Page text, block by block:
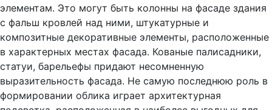
элементам. Это могут быть колонны на фасаде здания
с фальш кровлей над ними, штукатурные и
композитные декоративные элементы, расположенные
в характерных местах фасада. Кованые палисадники,
статуи, барельефы придают несомненную
выразительность фасада. Не самую последнюю роль в
формировании облика играет архитектурная